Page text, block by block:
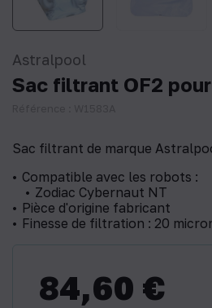
Astralpool
Sac filtrant OF2
Sac filtrant de marque
Compatible avec les robots :
Zodiac Cybernaut NT
Pièce d'origine fabricant
Finesse de filtration : 20
84,60 €